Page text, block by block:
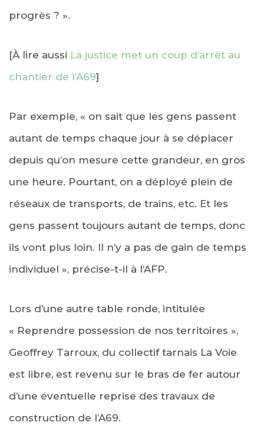
progrès ? ».
[À lire aussi La justice met un coup d’arrêt au
chantier de l’A69]
Par exemple, « on sait que les gens passent
autant de temps chaque jour à se déplacer
depuis qu’on mesure cette grandeur, en gros
une heure. Pourtant, on a déployé plein de
réseaux de transports, de trains, etc. Et les
gens passent toujours autant de temps, donc
ils vont plus loin. Il n’y a pas de gain de temps
individuel », précise-t-il à l’AFP.
Lors d’une autre table ronde, intitulée
« Reprendre possession de nos territoires »,
Geoffrey Tarroux, du collectif tarnais La Voie
est libre, est revenu sur le bras de fer autour
d’une éventuelle reprise des travaux de
construction de l’A69.